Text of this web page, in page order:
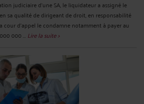
judiciaire d’une SA, le liquidateur a assigné le
sa qualité de dirigeant de droit, en responsabilité
cour d’appel le condamne notamment à payer au
000 ... Lire la suite >